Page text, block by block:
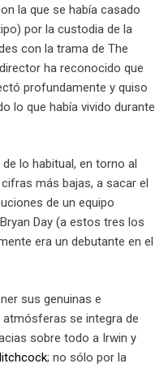
la que se había casado
por la custodia de la
con la trama de The
ha reconocido que
profundamente y quiso
lo que había vivido durante
lo habitual, en torno al
más bajas, a sacar el
de un equipo
Day (a estos tres los
era un debutante en el
sus genuinas e
se integra de
sobre todo a Irwin y
; no sólo por la